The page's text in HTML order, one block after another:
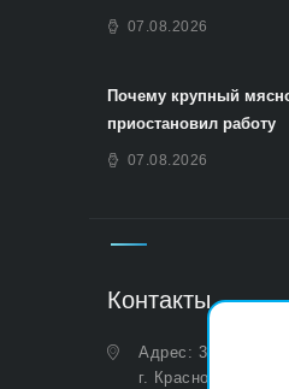
07.08.2026
Почему крупный
приостановил работу
07.08.2026
Контакты
Адрес: 350051,
г. Краснодар, ул.